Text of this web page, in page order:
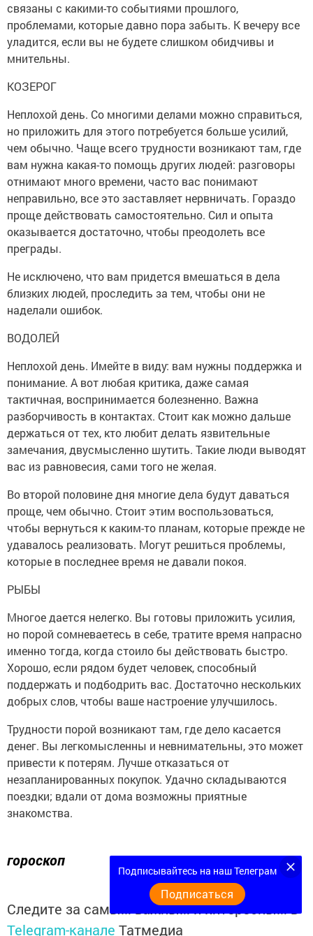
связаны с какими-то событиями прошлого,
проблемами, которые давно пора забыть. К вечеру все
уладится, если вы не будете слишком обидчивы и
мнительны.
КОЗЕРОГ
Неплохой день. Со многими делами можно справиться,
но приложить для этого потребуется больше усилий,
чем обычно. Чаще всего трудности возникают там, где
вам нужна какая-то помощь других людей: разговоры
отнимают много времени, часто вас понимают
неправильно, все это заставляет нервничать. Гораздо
проще действовать самостоятельно. Сил и опыта
оказывается достаточно, чтобы преодолеть все
преграды.
Не исключено, что вам придется вмешаться в дела
близких людей, проследить за тем, чтобы они не
наделали ошибок.
ВОДОЛЕЙ
Неплохой день. Имейте в виду: вам нужны поддержка и
понимание. А вот любая критика, даже самая
тактичная, воспринимается болезненно. Важна
разборчивость в контактах. Стоит как можно дальше
держаться от тех, кто любит делать язвительные
замечания, двусмысленно шутить. Такие люди выводят
вас из равновесия, сами того не желая.
Во второй половине дня многие дела будут даваться
проще, чем обычно. Стоит этим воспользоваться,
чтобы вернуться к каким-то планам, которые прежде не
удавалось реализовать. Могут решиться проблемы,
которые в последнее время не давали покоя.
РЫБЫ
Многое дается нелегко. Вы готовы приложить усилия,
но порой сомневаетесь в себе, тратите время напрасно
именно тогда, когда стоило бы действовать быстро.
Хорошо, если рядом будет человек, способный
поддержать и подбодрить вас. Достаточно нескольких
добрых слов, чтобы ваше настроение улучшилось.
Трудности порой возникают там, где дело касается
денег. Вы легкомысленны и невнимательны, это может
привести к потерям. Лучше отказаться от
незапланированных покупок. Удачно складываются
поездки; вдали от дома возможны приятные
знакомства.
гороскоп
Следите за самым важным и интересным в
Telegram-канале Татмедиа
Подписывайтесь на наш Телеграм
Подписаться